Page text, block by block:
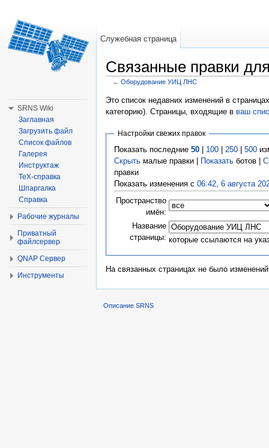
Связанные правки
← Оборудование УИЦ ЛНС
Это список недавних изменений в
категорию). Страницы, входящие в ваш
Настройки свежих правок
Показать последние 50| 100| 250| 500
Скрытьмалые правки | Показатьботов |
правки
Показать изменения с 06:42, 6 августа
Пространство
имён:
Название
страницы: которые ссылаются на
На связанных страницах не было
Служебная страница
SRNS Wiki
Заглавная
Загрузить файл
Список файлов
Галерея
Инструктаж
TeX-справка
Шпаргалка
Справка
Рабочие журналы
Приватный
файлсервер
QNAP Сервер
Инструменты
Описание SRNS